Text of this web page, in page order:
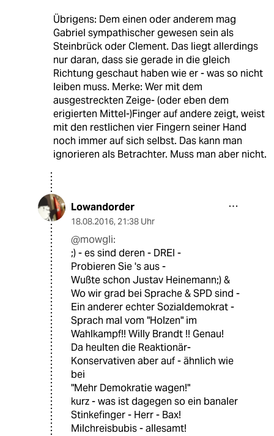
Übrigens: Dem einen oder anderem mag
Gabriel sympathischer gewesen sein als
Steinbrück oder Clement. Das liegt allerdings
nur daran, dass sie gerade in die gleich
Richtung geschaut haben wie er - was so nicht
leiben muss. Merke: Wer mit dem
ausgestreckten Zeige- (oder eben dem
erigierten Mittel-)Finger auf andere zeigt, weist
mit den restlichen vier Fingern seiner Hand
noch immer auf sich selbst. Das kann man
ignorieren als Betrachter. Muss man aber nicht.
Lowandorder
18.08.2016, 21:38 Uhr
@mowgli:
;) - es sind deren - DREI -
Probieren Sie 's aus -
Wußte schon Justav Heinemann;) &
Wo wir grad bei Sprache & SPD sind -
Ein anderer echter Sozialdemokrat -
Sprach mal vom "Holzen" im
Wahlkampf!! Willy Brandt !! Genau!
Da heulten die Reaktionär-
Konservativen aber auf - ähnlich wie
bei
"Mehr Demokratie wagen!"
kurz - was ist dagegen so ein banaler
Stinkefinger - Herr - Bax!
Milchreisbubis - allesamt!